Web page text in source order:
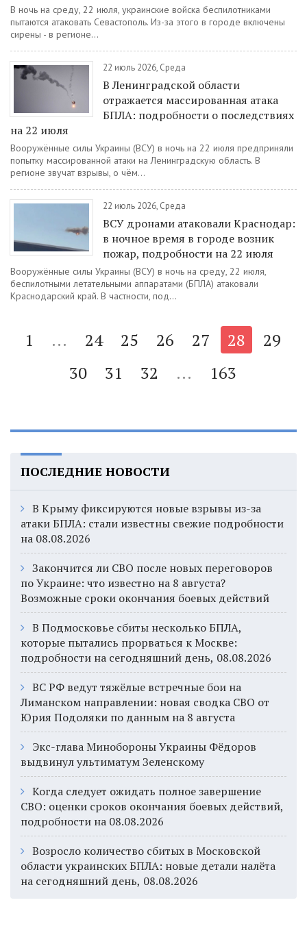
В ночь на среду, 22 июля, украинские войска беспилотниками
пытаются атаковать Севастополь. Из-за этого в городе включены
сирены - в регионе...
22 июль 2026, Среда
В Ленинградской области
отражается массированная атака
БПЛА: подробности о последствиях
на 22 июля
Вооружённые силы Украины (ВСУ) в ночь на 22 июля предприняли
попытку массированной атаки на Ленинградскую область. В
регионе звучат взрывы, о чём...
22 июль 2026, Среда
ВСУ дронами атаковали Краснодар:
в ночное время в городе возник
пожар, подробности на 22 июля
Вооружённые силы Украины (ВСУ) в ночь на среду, 22 июля,
беспилотными летательными аппаратами (БПЛА) атаковали
Краснодарский край. В частности, под...
1 ... 24 25 26 27 28
29
30
31 32 ... 163
ПОСЛЕДНИЕ НОВОСТИ
В Крыму фиксируются новые взрывы из-за
атаки БПЛА: стали известны свежие подробности
на 08.08.2026
Закончится ли СВО после новых переговоров
по Украине: что известно на 8 августа?
Возможные сроки окончания боевых действий
В Подмосковье сбиты несколько БПЛА,
которые пытались прорваться к Москве:
подробности на сегодняшний день, 08.08.2026
ВС РФ ведут тяжёлые встречные бои на
Лиманском направлении: новая сводка СВО от
Юрия Подоляки по данным на 8 августа
Экс-глава Минобороны Украины Фёдоров
выдвинул ультиматум Зеленскому
Когда следует ожидать полное завершение
СВО: оценки сроков окончания боевых действий,
подробности на 08.08.2026
Возросло количество сбитых в Московской
области украинских БПЛА: новые детали налёта
на сегодняшний день, 08.08.2026